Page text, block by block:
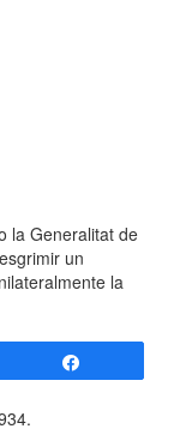
la Generalitat de
un
la